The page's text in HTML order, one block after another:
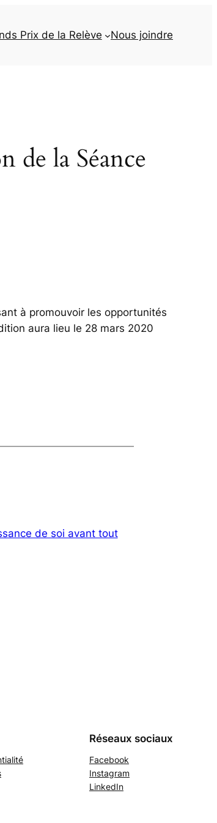
Prix de la Relève Nous joindre
la Séance
à promouvoir les opportunités
aura lieu le 28 mars 2020
de soi avant tout
Réseaux sociaux
Facebook
Instagram
LinkedIn